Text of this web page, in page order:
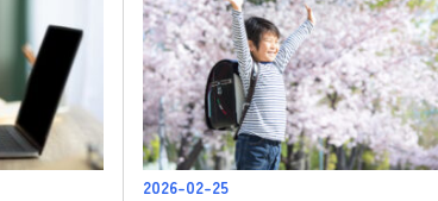
2026-02-25